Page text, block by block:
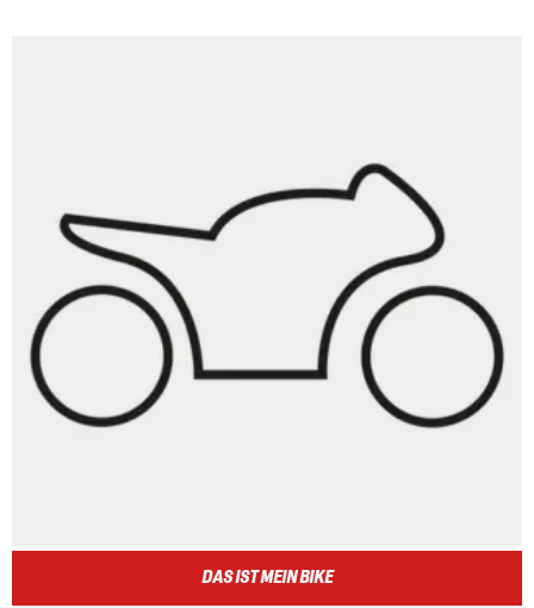
DAS IST MEIN BIKE